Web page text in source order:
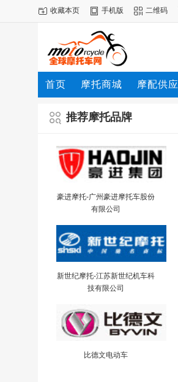
收藏本页 手机版 二维码
首页 摩托商城 摩配供应
动态
推荐摩托品牌
豪进摩托-广州豪进摩托车股份
有限公司
新世纪摩托-江苏新世纪机车科
技有限公司
比德文电动车